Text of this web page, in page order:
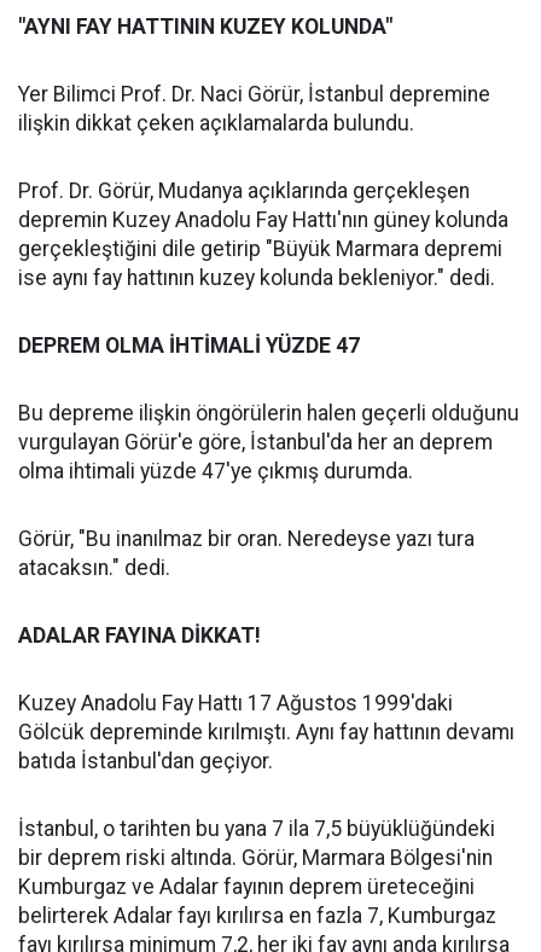
"AYNI FAY HATTININ KUZEY KOLUNDA"
Yer Bilimci Prof. Dr. Naci Görür, İstanbul depremine
ilişkin dikkat çeken açıklamalarda bulundu.
Prof. Dr. Görür, Mudanya açıklarında gerçekleşen
depremin Kuzey Anadolu Fay Hattı'nın güney kolunda
gerçekleştiğini dile getirip "Büyük Marmara depremi
ise aynı fay hattının kuzey kolunda bekleniyor." dedi.
DEPREM OLMA İHTİMALİ YÜZDE 47
Bu depreme ilişkin öngörülerin halen geçerli olduğunu
vurgulayan Görür'e göre, İstanbul'da her an deprem
olma ihtimali yüzde 47'ye çıkmış durumda.
Görür, "Bu inanılmaz bir oran. Neredeyse yazı tura
atacaksın." dedi.
ADALAR FAYINA DİKKAT!
Kuzey Anadolu Fay Hattı 17 Ağustos 1999'daki
Gölcük depreminde kırılmıştı. Aynı fay hattının devamı
batıda İstanbul'dan geçiyor.
İstanbul, o tarihten bu yana 7 ila 7,5 büyüklüğündeki
bir deprem riski altında. Görür, Marmara Bölgesi'nin
Kumburgaz ve Adalar fayının deprem üreteceğini
belirterek Adalar fayı kırılırsa en fazla 7, Kumburgaz
fayı kırılırsa minimum 7,2, her iki fay aynı anda kırılırsa